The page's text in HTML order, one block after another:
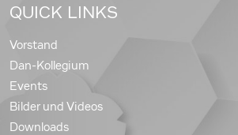
QUICK LINKS
Vorstand
Dan-Kollegium
Events
Bilder und Videos
Downloads